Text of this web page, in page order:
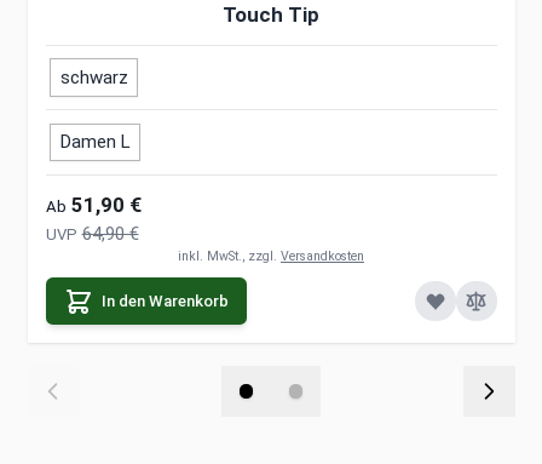
Touch Tip
schwarz
Damen L
Ab 51,90 €
UVP 64,90 €
inkl. MwSt., zzgl. Versandkosten
In den Warenkorb